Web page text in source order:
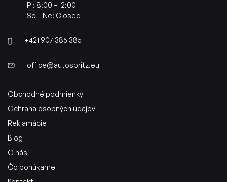
Pi: 8:00 – 12:00
So – Ne: Closed
+421 907 385 385
office@autospritz.eu
Obchodné podmienky
Ochrana osobných údajov
Reklamácie
Blog
O nás
Čo ponúkame